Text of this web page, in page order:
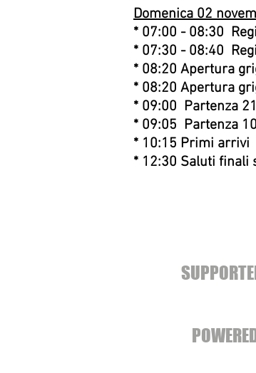
Domenica 02
* 07:00 - 08:30
* 07:30 - 08:40
* 08:20 Apertura
* 08:20 Apertura
* 09:00 Partenza
* 09:05 Partenza
* 10:15 Primi arrivi
* 12:30 Saluti finali